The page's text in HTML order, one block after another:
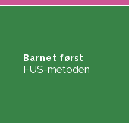
Barnet først
FUS-metoden